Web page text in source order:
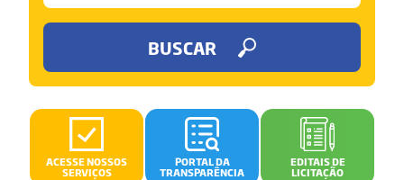
BUSCAR
ACESSE NOSSOS
SERVIÇOS
PORTAL DA
TRANSPARÊNCIA
EDITAIS DE
LICITAÇÃO